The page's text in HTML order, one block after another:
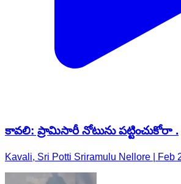
కావలి: ప్రామిసారీ నోటును పట్టించుకోరా .
Kavali, Sri Potti Sriramulu Nellore | Feb